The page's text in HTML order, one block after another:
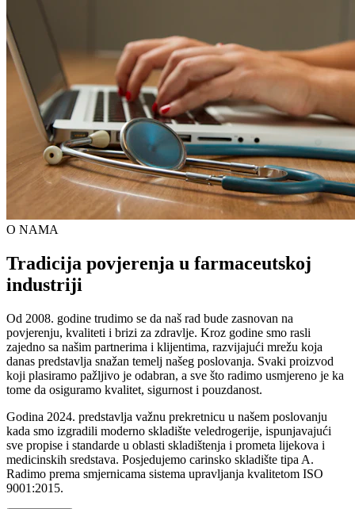
O NAMA
Tradicija povjerenja u farmaceutskoj
industriji
Od 2008. godine trudimo se da naš rad bude zasnovan na
povjerenju, kvaliteti i brizi za zdravlje. Kroz godine smo rasli
zajedno sa našim partnerima i klijentima, razvijajući mrežu koja
danas predstavlja snažan temelj našeg poslovanja. Svaki proizvod
koji plasiramo pažljivo je odabran, a sve što radimo usmjereno je ka
tome da osiguramo kvalitet, sigurnost i pouzdanost.
Godina 2024. predstavlja važnu prekretnicu u našem poslovanju
kada smo izgradili moderno skladište veledrogerije, ispunjavajući
sve propise i standarde u oblasti skladištenja i prometa lijekova i
medicinskih sredstava. Posjedujemo carinsko skladište tipa A.
Radimo prema smjernicama sistema upravljanja kvalitetom ISO
9001:2015.